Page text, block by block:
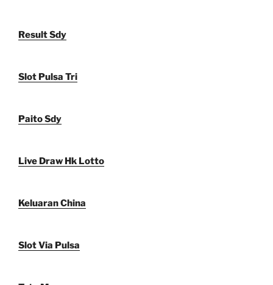
Result Sdy
Slot Pulsa Tri
Paito Sdy
Live Draw Hk Lotto
Keluaran China
Slot Via Pulsa